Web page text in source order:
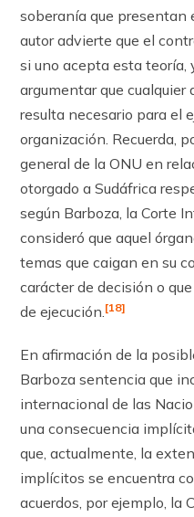
soberanía que presentan
autor advierte que el
si uno acepta esta teoría,
argumentar que
resulta necesario para el
organización. Recuerda,
general de la ONU en
otorgado a Sudáfrica
según Barboza, la Corte
consideró que aquel
temas que caigan en su
carácter de decisión o
de ejecución.[18]
En afirmación de la
Barboza sentencia que
internacional de las
una consecuencia
que, actualmente, la
implícitos se encuentra
acuerdos, por ejemplo, la